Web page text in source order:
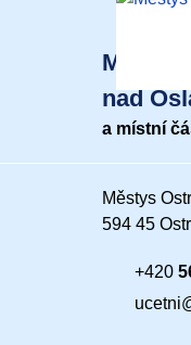
Městys
nad
a místní
Městys
594 45
+420